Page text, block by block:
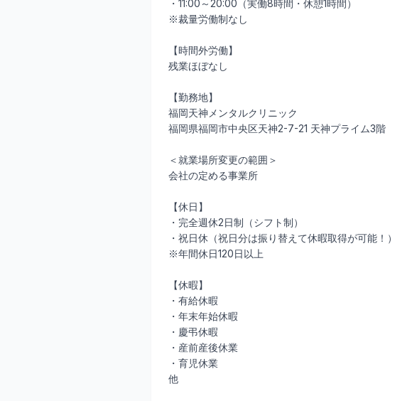
・11:00～20:00（実働8時間・休憩1時間）
※裁量労働制なし
【時間外労働】
残業ほぼなし
【勤務地】
福岡天神メンタルクリニック
福岡県福岡市中央区天神2-7-21 天神プライム3階
＜就業場所変更の範囲＞
会社の定める事業所
【休日】
・完全週休2日制（シフト制）
・祝日休（祝日分は振り替えて休暇取得が可能！）
※年間休日120日以上
【休暇】
・有給休暇
・年末年始休暇
・慶弔休暇
・産前産後休業
・育児休業
他